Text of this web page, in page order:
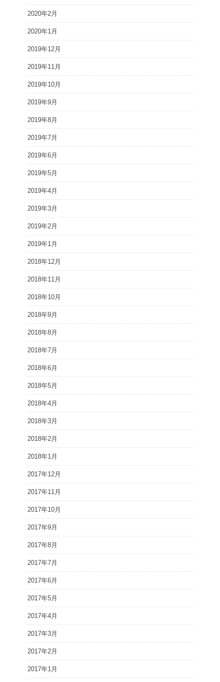
2020年2月
2020年1月
2019年12月
2019年11月
2019年10月
2019年9月
2019年8月
2019年7月
2019年6月
2019年5月
2019年4月
2019年3月
2019年2月
2019年1月
2018年12月
2018年11月
2018年10月
2018年9月
2018年8月
2018年7月
2018年6月
2018年5月
2018年4月
2018年3月
2018年2月
2018年1月
2017年12月
2017年11月
2017年10月
2017年9月
2017年8月
2017年7月
2017年6月
2017年5月
2017年4月
2017年3月
2017年2月
2017年1月